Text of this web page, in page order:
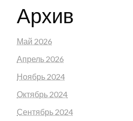
Архив
Май 2026
Апрель 2026
Ноябрь 2024
Октябрь 2024
Сентябрь 2024